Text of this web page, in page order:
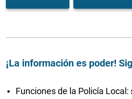
¡La información es poder!
Funciones de la Policía Local: